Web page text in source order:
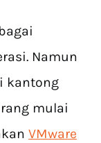
Namun
kantong
mulai
VMware